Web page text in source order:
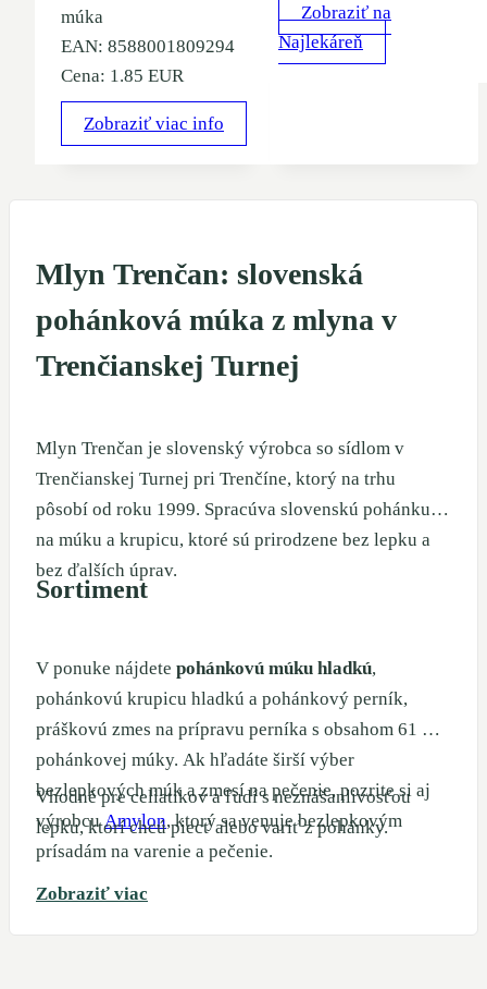
múka
EAN: 8588001809294
Cena: 1.85 EUR
Zobraziť viac info
Zobraziť na
Najlekáreň
Mlyn Trenčan: slovenská
pohánková múka z mlyna v
Trenčianskej Turnej
Mlyn Trenčan je slovenský výrobca so sídlom v
Trenčianskej Turnej pri Trenčíne, ktorý na trhu
pôsobí od roku 1999. Spracúva slovenskú pohánku
na múku a krupicu, ktoré sú prirodzene bez lepku a
bez ďalších úprav.
Sortiment
V ponuke nájdete pohánkovú múku hladkú,
pohánkovú krupicu hladkú a pohánkový perník,
práškovú zmes na prípravu perníka s obsahom 61 %
pohánkovej múky. Ak hľadáte širší výber
bezlepkových múk a zmesí na pečenie, pozrite si aj
výrobcuAmylon, ktorý sa venuje bezlepkovým
prísadám na varenie a pečenie.
Vhodné pre celiatikov a ľudí s neznášanlivosťou
lepku, ktorí chcú piecť alebo variť z pohánky.
Zobraziť viac